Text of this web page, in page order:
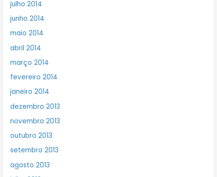
julho 2014
junho 2014
maio 2014
abril 2014
março 2014
fevereiro 2014
janeiro 2014
dezembro 2013
novembro 2013
outubro 2013
setembro 2013
agosto 2013